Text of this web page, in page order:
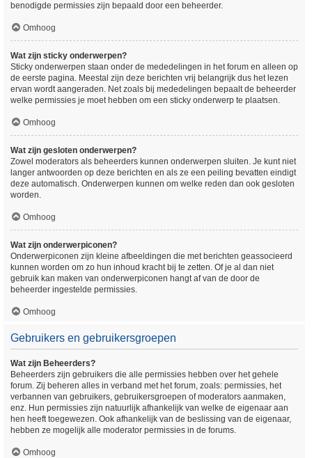
benodigde permissies zijn bepaald door een beheerder.
Omhoog
Wat zijn sticky onderwerpen?
Sticky onderwerpen staan onder de mededelingen in het forum en alleen op
de eerste pagina. Meestal zijn deze berichten vrij belangrijk dus het lezen
ervan wordt aangeraden. Net zoals bij mededelingen bepaalt de beheerder
welke permissies je moet hebben om een sticky onderwerp te plaatsen.
Omhoog
Wat zijn gesloten onderwerpen?
Zowel moderators als beheerders kunnen onderwerpen sluiten. Je kunt niet
langer antwoorden op deze berichten en als ze een peiling bevatten eindigt
deze automatisch. Onderwerpen kunnen om welke reden dan ook gesloten
worden.
Omhoog
Wat zijn onderwerpiconen?
Onderwerpiconen zijn kleine afbeeldingen die met berichten geassocieerd
kunnen worden om zo hun inhoud kracht bij te zetten. Of je al dan niet
gebruik kan maken van onderwerpiconen hangt af van de door de
beheerder ingestelde permissies.
Omhoog
Gebruikers en gebruikersgroepen
Wat zijn Beheerders?
Beheerders zijn gebruikers die alle permissies hebben over het gehele
forum. Zij beheren alles in verband met het forum, zoals: permissies, het
verbannen van gebruikers, gebruikersgroepen of moderators aanmaken,
enz. Hun permissies zijn natuurlijk afhankelijk van welke de eigenaar aan
hen heeft toegewezen. Ook afhankelijk van de beslissing van de eigenaar,
hebben ze mogelijk alle moderator permissies in de forums.
Omhoog